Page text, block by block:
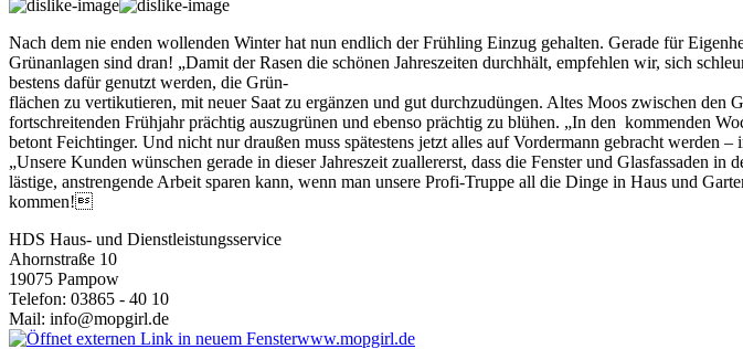
Nach dem nie enden wollenden Winter hat nun endlich der Frühling Einzug gehalten. Gerade für
Grünanlagen sind dran! „Damit der Rasen die schönen Jahreszeiten durchhält, empfehlen wir, sich
bestens dafür genutzt werden, die Grün-
flächen zu vertikutieren, mit neuer Saat zu ergänzen und gut durchzudüngen. Altes Moos zwischen
fortschreitenden Frühjahr prächtig auszugrünen und ebenso prächtig zu blühen. „In den kommenden
betont Feichtinger. Und nicht nur draußen muss spätestens jetzt alles auf Vordermann gebracht werden
„Unsere Kunden wünschen gerade in dieser Jahreszeit zuallererst, dass die Fenster und Glasfassaden
lästige, anstrengende Arbeit sparen kann, wenn man unsere Profi-Truppe all die Dinge in Haus und
kommen!
HDS Haus- und Dienstleistungsservice
Ahornstraße 10
19075 Pampow
Telefon: 03865 - 40 10
Mail: info@mopgirl.de
www.mopgirl.de